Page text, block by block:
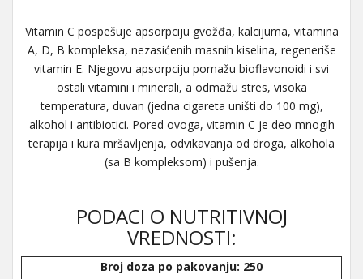
Vitamin C pospešuje apsorpciju gvožđa, kalcijuma, vitamina
A, D, B kompleksa, nezasićenih masnih kiselina, regeneriše
vitamin E. Njegovu apsorpciju pomažu bioflavonoidi i svi
ostali vitamini i minerali, a odmažu stres, visoka
temperatura, duvan (jedna cigareta uništi do 100 mg),
alkohol i antibiotici. Pored ovoga, vitamin C je deo mnogih
terapija i kura mršavljenja, odvikavanja od droga, alkohola
(sa B kompleksom) i pušenja.
PODACI O NUTRITIVNOJ
VREDNOSTI:
Broj doza po pakovanju: 250